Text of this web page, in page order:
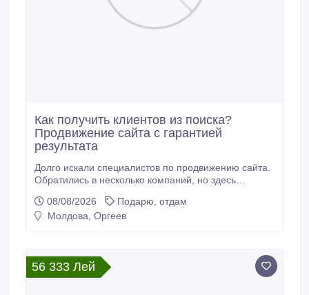
Как получить клиентов из поиска?
Продвижение сайта с гарантией
результата
Долго искали специалистов по продвижению сайта.
Обратились в несколько компаний, но здесь
результаты. Работа выполнена качественно,
позиции сайта начали расти. настройка Яндекс
08/08/2026
Подарю, отдам
Молдова, Оргеев
56 333 Лей